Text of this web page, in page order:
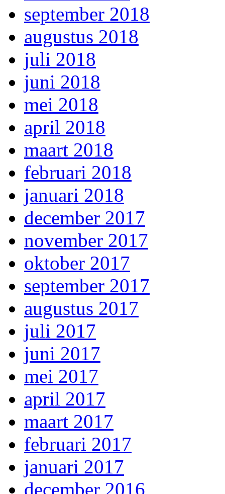
september 2018
augustus 2018
juli 2018
juni 2018
mei 2018
april 2018
maart 2018
februari 2018
januari 2018
december 2017
november 2017
oktober 2017
september 2017
augustus 2017
juli 2017
juni 2017
mei 2017
april 2017
maart 2017
februari 2017
januari 2017
december 2016